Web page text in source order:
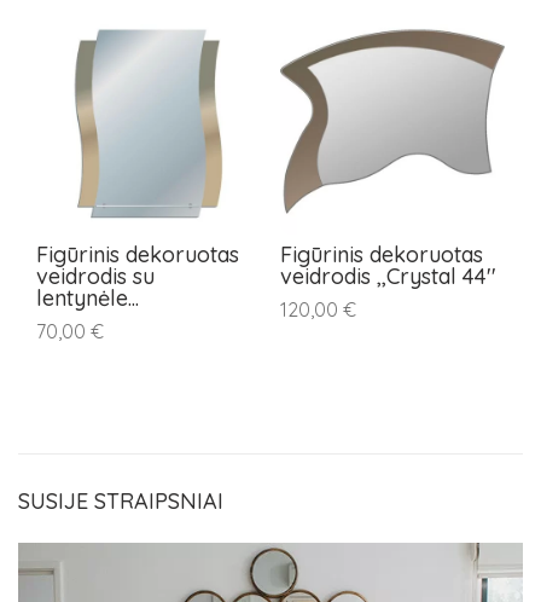
Figūrinis dekoruotas
veidrodis su
lentynėle...
70,00 €
Figūrinis dekoruotas
veidrodis ,,Crystal 44''
120,00 €
SUSIJE STRAIPSNIAI